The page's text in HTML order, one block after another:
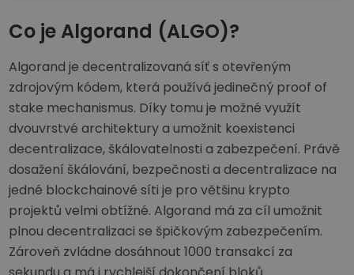
Co je Algorand (ALGO)?
Algorand je decentralizovaná síť s otevřeným
zdrojovým kódem, která používá jedinečný proof of
stake mechanismus. Díky tomu je možné využít
dvouvrstvé architektury a umožnit koexistenci
decentralizace, škálovatelnosti a zabezpečení. Právě
dosažení škálování, bezpečnosti a decentralizace na
jedné blockchainové síti je pro většinu krypto
projektů velmi obtížné. Algorand má za cíl umožnit
plnou decentralizaci se špičkovým zabezpečením.
Zároveň zvládne dosáhnout 1000 transakcí za